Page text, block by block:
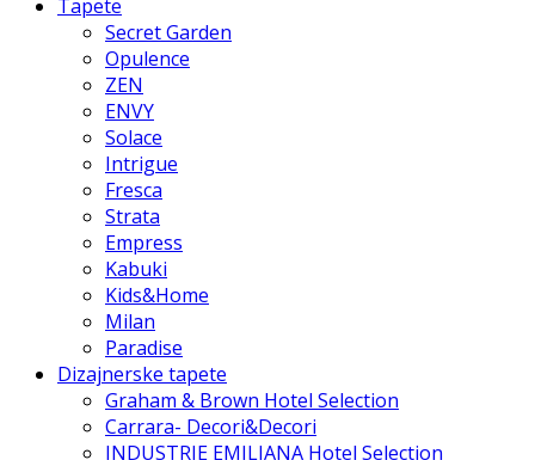
Tapete
Secret Garden
Opulence
ZEN
ENVY
Solace
Intrigue
Fresca
Strata
Empress
Kabuki
Kids&Home
Milan
Paradise
Dizajnerske tapete
Graham & Brown Hotel Selection
Carrara- Decori&Decori
INDUSTRIE EMILIANA Hotel Selection